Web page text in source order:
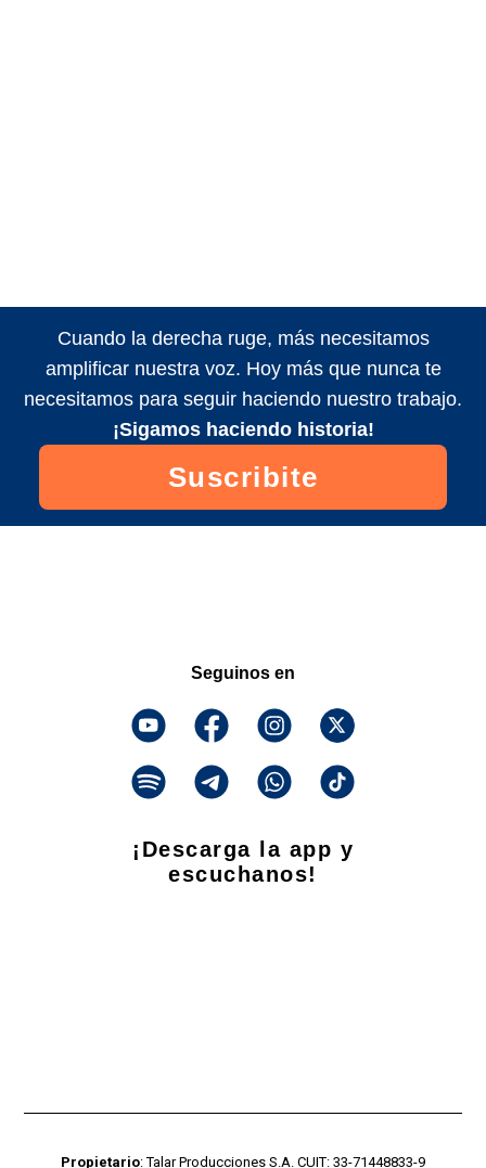
Cuando la derecha ruge, más necesitamos
amplificar nuestra voz. Hoy más que nunca te
necesitamos para seguir haciendo nuestro trabajo.
¡Sigamos haciendo historia!
Suscribite
Seguinos en
¡Descarga la app y
escuchanos!
Propietario: Talar Producciones S.A. CUIT: 33-71448833-9